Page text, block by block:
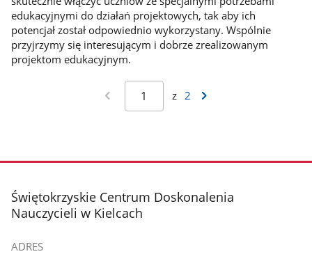
edukacyjnymi do działań projektowych, tak aby ich
potencjał został odpowiednio wykorzystany. Wspólnie
przyjrzymy się interesującym i dobrze zrealizowanym
projektom edukacyjnym.
z 2
stopka
Świętokrzyskie Centrum Doskonalenia
Nauczycieli w Kielcach
ADRES